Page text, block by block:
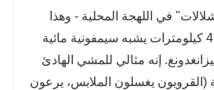
في اللهجة المحلية - وهذا
الوادي الذي يبلغ طوله 4 كيلومترات يشبه سيمفونية مائية
إنه مثالي للمشي الهادئ
(القرويون يغسلون الملابس، يرعون